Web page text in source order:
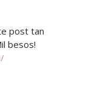
post tan
besos!